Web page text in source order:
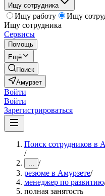
Ищу сотрудника
Ищу работу
Ищу
Ищу сотрудника
Сервисы
Помощь
Ещё
Поиск
Амурзет
Войти
Войти
Зарегистрироваться
Поиск сотрудников в
/
... /
резюме в Амурзете/
менеджер по развитию
полная занятость